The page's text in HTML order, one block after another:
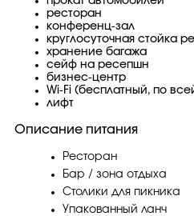
ресторан
конференц-зал
круглосуточная стойка
хранение багажа
сейф на ресепшн
бизнес-центр
Wi-Fi (бесплатный, по
лифт
Описание питания
Ресторан
Бар / зона отдыха
Столики для пикника
Упакованный ланч